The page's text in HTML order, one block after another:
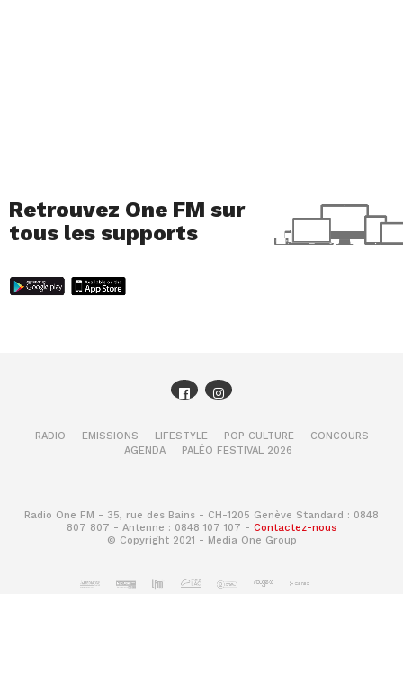
Retrouvez One FM sur
tous les supports
RADIO EMISSIONS LIFESTYLE POP CULTURE
CONCOURS
AGENDA
PALÉO FESTIVAL 2026
Radio One FM - 35, rue des Bains - CH-1205 Genève Standard : 0848
807 807 - Antenne : 0848 107 107 - Contactez-nous
© Copyright 2021 - Media One Group